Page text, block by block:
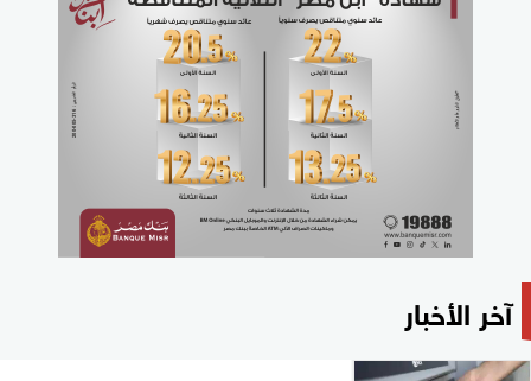
آخر الأخبار